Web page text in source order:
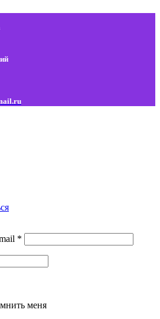
*
меня